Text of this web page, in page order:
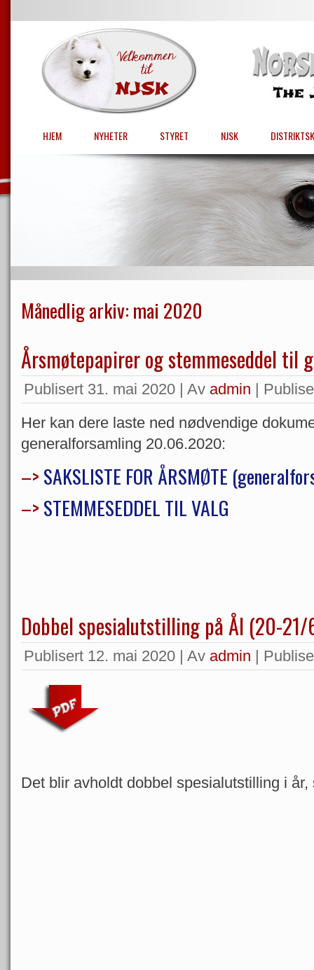
HJEM NYHETER STYRET NJSK
Månedlig arkiv:mai 2020
Årsmøtepapirer og stemmeseddel til
Publisert 31. mai 2020 | Av admin |
Her kan dere laste ned nødvendige
generalforsamling 20.06.2020:
–>SAKSLISTE FOR ÅRSMØTE
–>STEMMESEDDEL TIL VALG
Dobbel spesialutstilling på Ål (20-
Publisert 12. mai 2020 | Av admin |
Det blir avholdt dobbel spesialutstilling i år,